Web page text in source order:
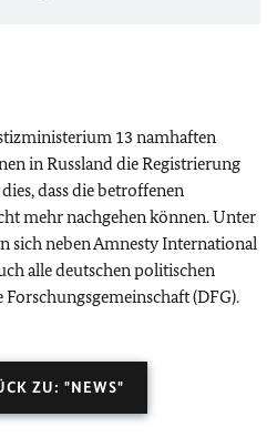
13 namhaften
in Russland die Registrierung
dass die betroffenen
mehr nachgehen können. Unter
sich neben Amnesty International
alle deutschen politischen
(DFG).
ZU: "NEWS"